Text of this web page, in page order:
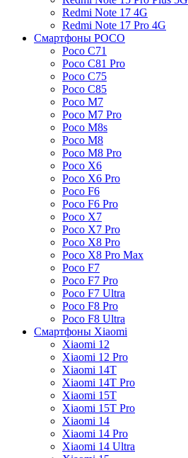
Redmi Note 17 4G
Redmi Note 17 Pro 4G
Смартфоны POCO
Poco C71
Poco C81 Pro
Poco C75
Poco C85
Poco M7
Poco M7 Pro
Poco M8s
Poco M8
Poco M8 Pro
Poco X6
Poco X6 Pro
Poco F6
Poco F6 Pro
Poco X7
Poco X7 Pro
Poco X8 Pro
Poco X8 Pro Max
Poco F7
Poco F7 Pro
Poco F7 Ultra
Poco F8 Pro
Poco F8 Ultra
Смартфоны Xiaomi
Xiaomi 12
Xiaomi 12 Pro
Xiaomi 14T
Xiaomi 14T Pro
Xiaomi 15T
Xiaomi 15T Pro
Xiaomi 14
Xiaomi 14 Pro
Xiaomi 14 Ultra